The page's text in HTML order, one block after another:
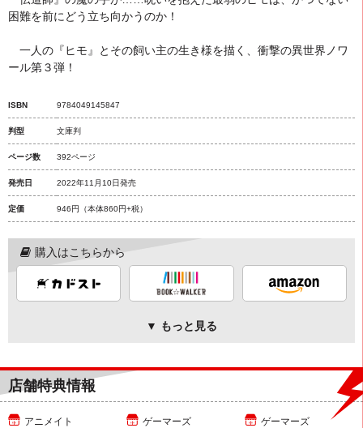
困難を前にどう立ち向かうのか！
一人の『ヒモ』とその飼い主の生き様を描く、衝撃の異世界ノワ
ール第３弾！
ISBN 9784049145847
判型 文庫判
ページ数 392ページ
発売日 2022年11月10日発売
定価 946円 （本体860円+税）
購入はこちらから
▼ もっと見る
店舗特典情報
アニメイト ゲーマーズ ゲーマーズ